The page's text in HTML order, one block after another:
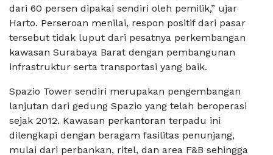
dari 60 persen dipakai sendiri oleh pemilik,” ujar
Harto. Perseroan menilai, respon positif dari pasar
tersebut tidak luput dari pesatnya perkembangan
kawasan Surabaya Barat dengan pembangunan
infrastruktur serta transportasi yang baik.
Spazio Tower sendiri merupakan pengembangan
lanjutan dari gedung Spazio yang telah beroperasi
sejak 2012. Kawasan perkantoran terpadu ini
dilengkapi dengan beragam fasilitas penunjang,
mulai dari perbankan, ritel, dan area F&B sehingga